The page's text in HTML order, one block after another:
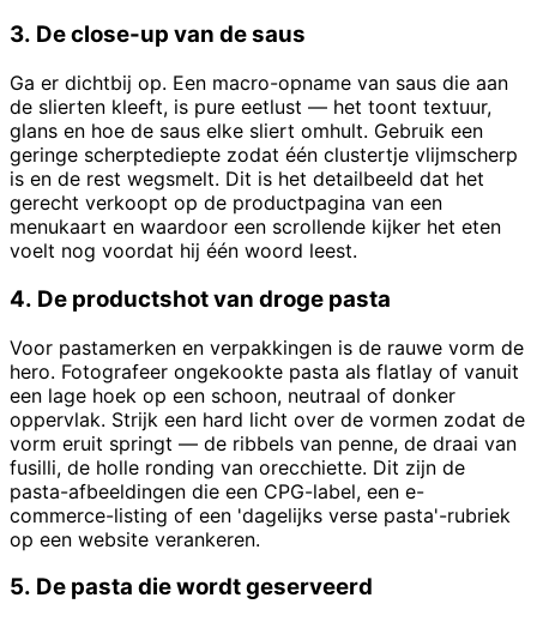
3. De close-up van de saus
Ga er dichtbij op. Een macro-opname van saus die aan
de slierten kleeft, is pure eetlust — het toont textuur,
glans en hoe de saus elke sliert omhult. Gebruik een
geringe scherptediepte zodat één clustertje vlijmscherp
is en de rest wegsmelt. Dit is het detailbeeld dat het
gerecht verkoopt op de productpagina van een
menukaart en waardoor een scrollende kijker het eten
voelt nog voordat hij één woord leest.
4. De productshot van droge pasta
Voor pastamerken en verpakkingen is de rauwe vorm de
hero. Fotografeer ongekookte pasta als flatlay of vanuit
een lage hoek op een schoon, neutraal of donker
oppervlak. Strijk een hard licht over de vormen zodat de
vorm eruit springt — de ribbels van penne, de draai van
fusilli, de holle ronding van orecchiette. Dit zijn de
pasta-afbeeldingen die een CPG-label, een e-
commerce-listing of een 'dagelijks verse pasta'-rubriek
op een website verankeren.
5. De pasta die wordt geserveerd